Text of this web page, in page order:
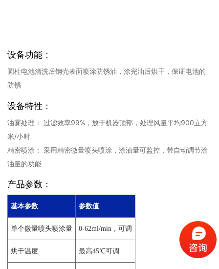
设备功能：
圆柱电池清洗后钢壳表面喷涂防锈油，涂完油后烘干，保证电池的
防锈
设备特性：
油雾处理： 过滤效率99%，放于机器顶部，处理风量平均900立方
米/小时
精密喷涂： 采用精密微量喷头喷涂，涂油量可监控，带自动调节涂
油量的功能
产品参数：
基本参数 参数值
单个微量喷头喷涂量 0-62ml/min，可调
烘干温度 最高45℃可调